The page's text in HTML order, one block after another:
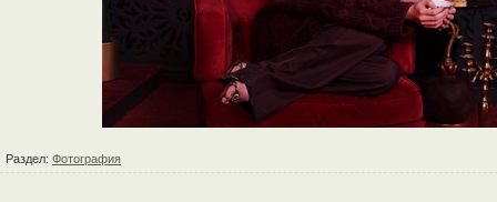
Раздел: Фотография